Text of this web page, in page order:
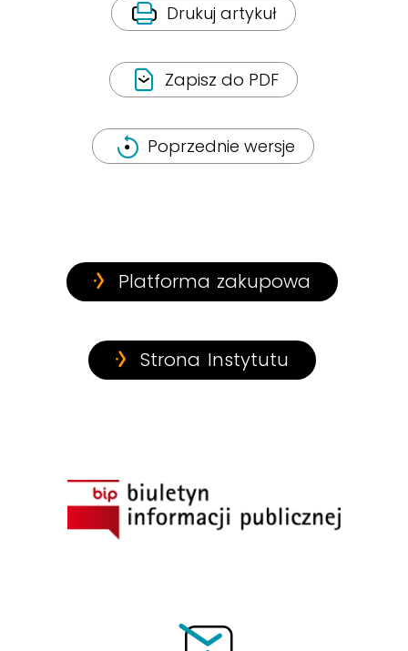
Drukuj artykuł
Zapisz do PDF
Poprzednie wersje
Platforma zakupowa
Strona Instytutu